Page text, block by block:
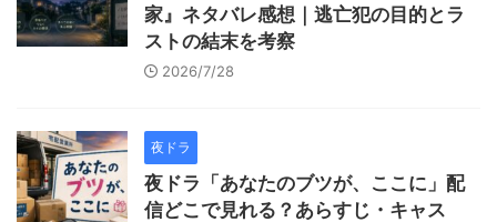
家』ネタバレ感想｜逃亡犯の目的とラ
ストの結末を考察
2026/7/28
夜ドラ
夜ドラ「あなたのブツが、ここに」配
信どこで見れる？あらすじ・キャス